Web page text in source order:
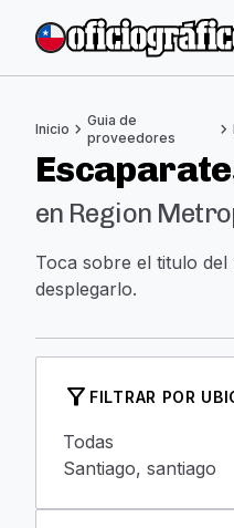
Inicio chevron_right Guia de
proveedores
chevron_right
en Region
Toca sobre el titulo
desplegarlo.
filter_alt FILTRAR POR
Todas
Santiago, santiago